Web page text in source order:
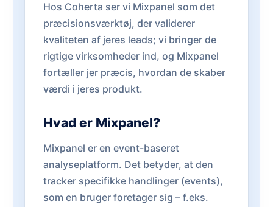
Hos Coherta ser vi Mixpanel som det
præcisionsværktøj, der validerer
kvaliteten af jeres leads; vi bringer de
rigtige virksomheder ind, og Mixpanel
fortæller jer præcis, hvordan de skaber
værdi i jeres produkt.
Hvad er Mixpanel?
Mixpanel er en event-baseret
analyseplatform. Det betyder, at den
tracker specifikke handlinger (events),
som en bruger foretager sig – f.eks.